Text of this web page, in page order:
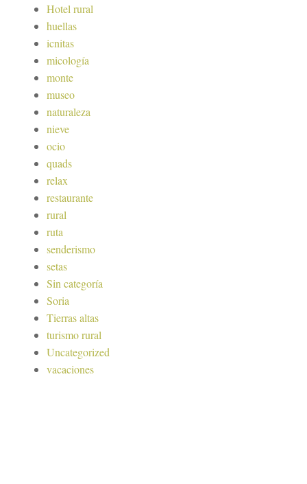
Hotel rural
huellas
icnitas
micología
monte
museo
naturaleza
nieve
ocio
quads
relax
restaurante
rural
ruta
senderismo
setas
Sin categoría
Soria
Tierras altas
turismo rural
Uncategorized
vacaciones